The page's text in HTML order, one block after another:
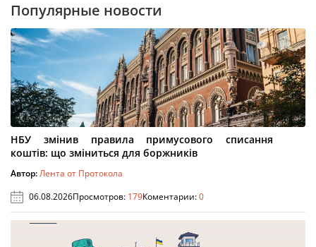
Популярные новости
НБУ змінив правила примусового списання
коштів: що зміниться для боржників
Автор:Лента от Протокола
06.08.2026Просмотров: 179Коментарии:0